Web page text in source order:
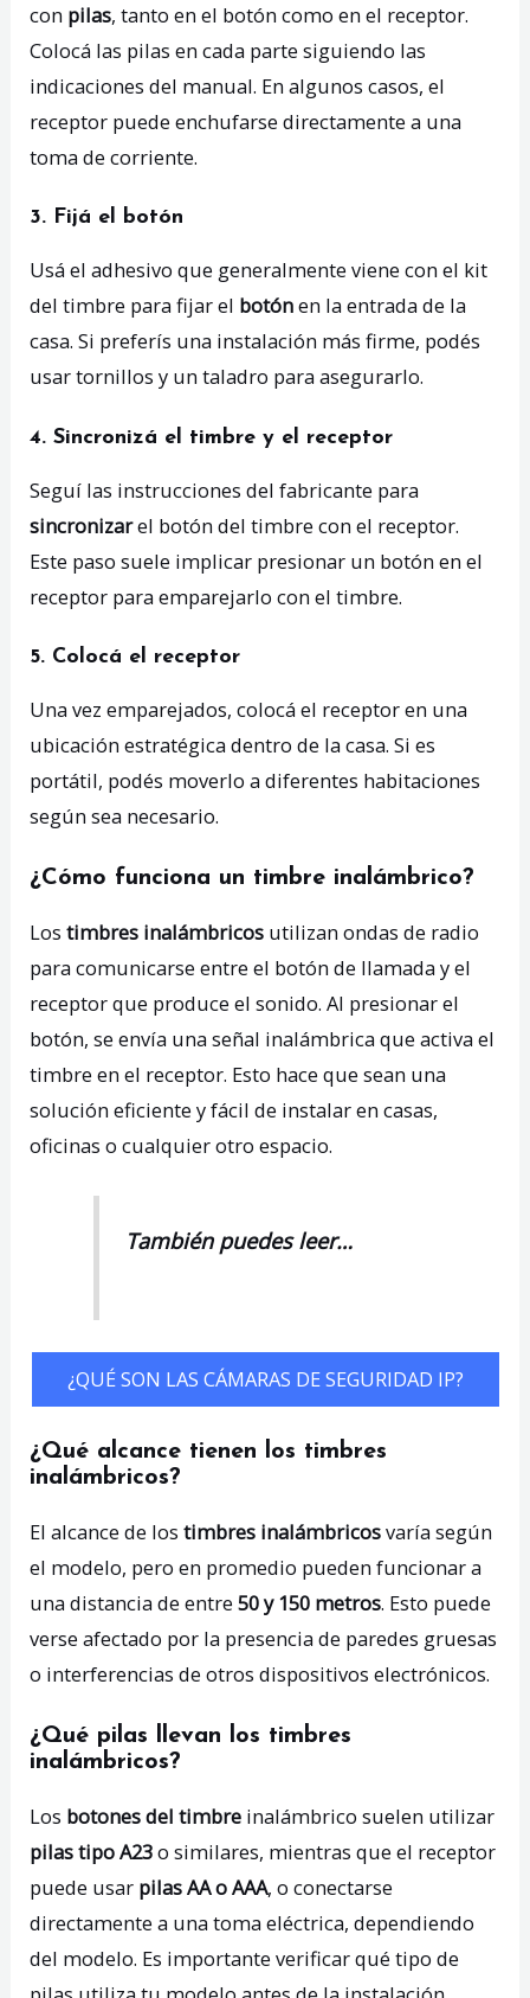
con pilas, tanto en el botón como en el receptor.
Colocá las pilas en cada parte siguiendo las
indicaciones del manual. En algunos casos, el
receptor puede enchufarse directamente a una
toma de corriente.
3. Fijá el botón
Usá el adhesivo que generalmente viene con el kit
del timbre para fijar el botónen la entrada de la
casa. Si preferís una instalación más firme, podés
usar tornillos y un taladro para asegurarlo.
4. Sincronizá el timbre y el receptor
Seguí las instrucciones del fabricante para
sincronizarel botón del timbre con el receptor.
Este paso suele implicar presionar un botón en el
receptor para emparejarlo con el timbre.
5. Colocá el receptor
Una vez emparejados, colocá el receptor en una
ubicación estratégica dentro de la casa. Si es
portátil, podés moverlo a diferentes habitaciones
según sea necesario.
¿Cómo funciona un timbre inalámbrico?
Lostimbres inalámbricos utilizan ondas de radio
para comunicarse entre el botón de llamada y el
receptor que produce el sonido. Al presionar el
botón, se envía una señal inalámbrica que activa el
timbre en el receptor. Esto hace que sean una
solución eficiente y fácil de instalar en casas,
oficinas o cualquier otro espacio.
También puedes leer…
¿QUÉ SON LAS CÁMARAS DE SEGURIDAD IP?
¿Qué alcance tienen los timbres
inalámbricos?
El alcance de lostimbres inalámbricosvaría según
el modelo, pero en promedio pueden funcionar a
una distancia de entre50 y 150 metros. Esto puede
verse afectado por la presencia de paredes gruesas
o interferencias de otros dispositivos electrónicos.
¿Qué pilas llevan los timbres
inalámbricos?
Los botones del timbre inalámbrico suelen utilizar
pilas tipo A23o similares, mientras que el receptor
puede usar pilas AA o AAA, o conectarse
directamente a una toma eléctrica, dependiendo
del modelo. Es importante verificar qué tipo de